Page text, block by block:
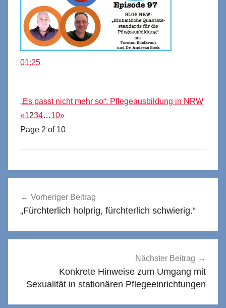
01:25
„Es passt nicht mehr so“: Pflegeausbildung in NRW
«1234…10»
Page 2 of 10
Vorheriger Beitrag
„Fürchterlich holprig, fürchterlich schwierig.“
Nächster Beitrag
Konkrete Hinweise zum Umgang mit
Sexualität in stationären Pflegeeinrichtungen